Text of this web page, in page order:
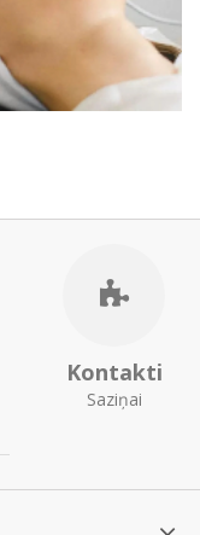
Kontakti
Saziņai